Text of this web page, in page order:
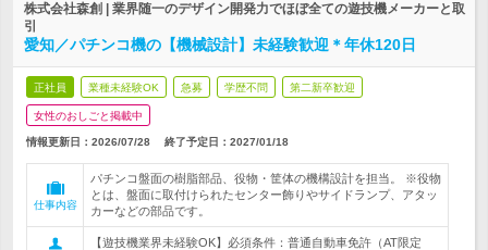
株式会社森創 | 業界随一のデザイン開発力でほぼ全ての遊技機メーカーと取
引
愛知／パチンコ機の【機械設計】未経験歓迎＊年休120日
正社員 業種未経験OK 急募 学歴不問 第二新卒歓迎
女性のおしごと掲載中
情報更新日：2026/07/28 終了予定日： 2027/01/18
仕事内容
パチンコ盤面の樹脂部品、役物・筐体の機構設計を担当。 ※役物
とは、盤面に取付けられたセンター飾りやサイドランプ、アタッ
カーなどの部品です。
【遊技機業界未経験OK】必須条件：普通自動車免許（AT限定